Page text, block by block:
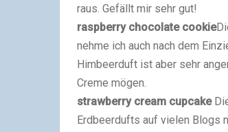
raus. Gefällt mir sehr gut!
raspberry chocolate cookie
nehme ich auch nach dem
Himbeerduft ist aber sehr
Creme mögen.
strawberry cream cupcake
Erdbeerdufts auf vielen Blogs